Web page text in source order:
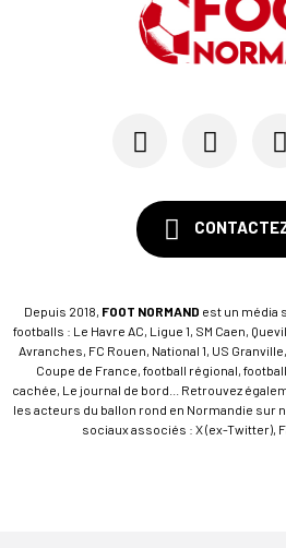
Depuis 2018, FOOT NORMAND est un média
footballs : Le Havre AC, Ligue 1, SM Caen,
Avranches, FC Rouen, National 1, US
Coupe de France, football régional,
cachée, Le journal de bord... Retrouvez
les acteurs du ballon rond en Normandie sur
sociaux associés : X (ex-Twitter),